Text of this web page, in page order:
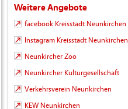
Weitere Angebote
facebook Kreisstadt Neunkirchen
Instagram Kreisstadt Neunkirchen
Neunkircher Zoo
Neunkircher Kulturgesellschaft
Verkehrsverein Neunkirchen
KEW Neunkirchen